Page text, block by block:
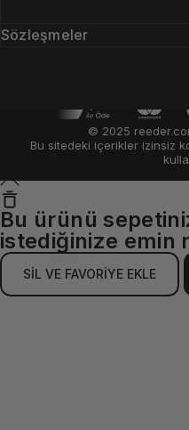
Sözleşmeler
© 2025
Bu sitedeki içerikler izinsiz
Bu ürünü
istediğinize emin
SİL VE FAVORİYE EKLE